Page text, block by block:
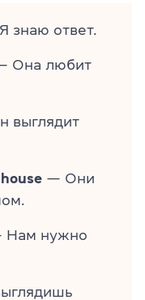
знаю ответ.
Она любит
выглядит
— Они
Нам нужно